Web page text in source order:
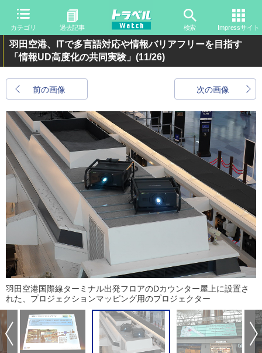
カテゴリ 過去記事 検索 Impressサイト
羽田空港、ITで多言語対応や情報バリアフリーを目指す
「情報UD高度化の共同実験」 (11/26)
前の画像 次の画像
羽田空港国際線ターミナル出発フロアのDカウンター屋上に設置さ
れた、プロジェクションマッピング用のプロジェクター